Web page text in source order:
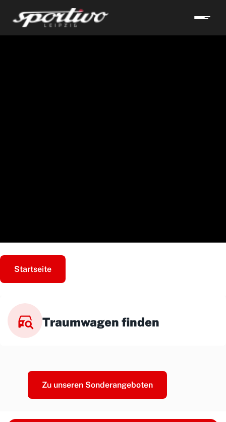
Startseite
Traumwagen finden
Zu unseren Sonderangeboten